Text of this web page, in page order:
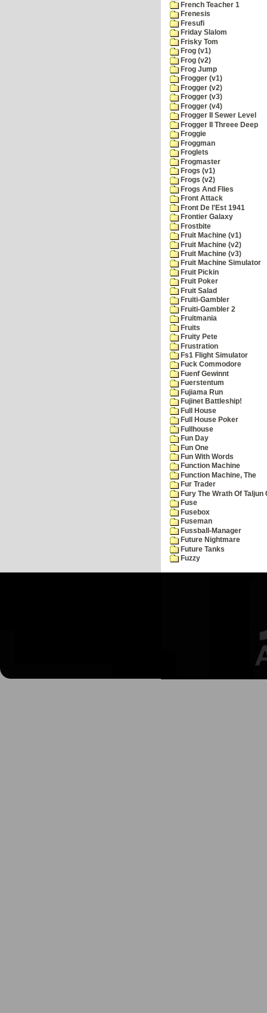
French Teacher 1
Frenesis
Fresufi
Friday Slalom
Frisky Tom
Frog (v1)
Frog (v2)
Frog Jump
Frogger (v1)
Frogger (v2)
Frogger (v3)
Frogger (v4)
Frogger II Sewer Level
Frogger II Threee Deep
Froggie
Froggman
Froglets
Frogmaster
Frogs (v1)
Frogs (v2)
Frogs And Flies
Front Attack
Front De l'Est 1941
Frontier Galaxy
Frostbite
Fruit Machine (v1)
Fruit Machine (v2)
Fruit Machine (v3)
Fruit Machine Simulator
Fruit Pickin
Fruit Poker
Fruit Salad
Fruiti-Gambler
Fruiti-Gambler 2
Fruitmania
Fruits
Fruity Pete
Frustration
Fs1 Flight Simulator
Fuck Commodore
Fuenf Gewinnt
Fuerstentum
Fujiama Run
Fujinet Battleship!
Full House
Full House Poker
Fullhouse
Fun Day
Fun One
Fun With Words
Function Machine
Function Machine, The
Fur Trader
Fury The Wrath Of Taljun
Fuse
Fusebox
Fuseman
Fussball-Manager
Future Nightmare
Future Tanks
Fuzzy